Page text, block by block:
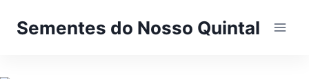
paraSementes do Nosso Quintal